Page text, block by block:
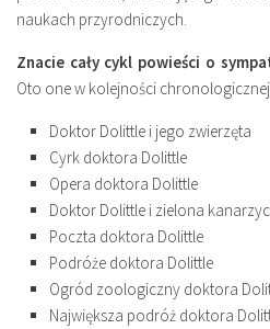
naukach przyrodniczych.
Znacie cały cykl powieści o
Oto one w kolejności
Doktor Dolittle i jego zwierzęta
Cyrk doktora Dolittle
Opera doktora Dolittle
Doktor Dolittle i zielona
Poczta doktora Dolittle
Podróże doktora Dolittle
Ogród zoologiczny doktora
Największa podróż doktora